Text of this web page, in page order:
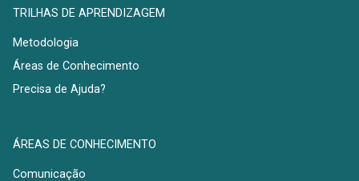
TRILHAS DE APRENDIZAGEM
Metodologia
Áreas de Conhecimento
Precisa de Ajuda?
ÁREAS DE CONHECIMENTO
Comunicação